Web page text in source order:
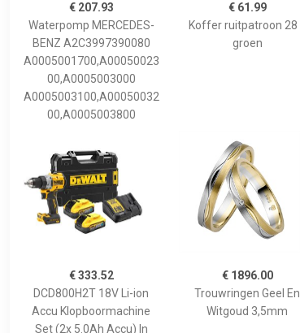
€ 207.93
Waterpomp MERCEDES-
BENZ A2C3997390080
A0005001700,A00050023
00,A0005003000
A0005003100,A00050032
00,A0005003800
€ 61.99
Koffer ruitpatroon 28 L
groen
€ 333.52
DCD800H2T 18V Li-ion
Accu Klopboormachine
Set (2x 5.0Ah Accu) In
€ 1896.00
Trouwringen Geel En
Witgoud 3,5mm